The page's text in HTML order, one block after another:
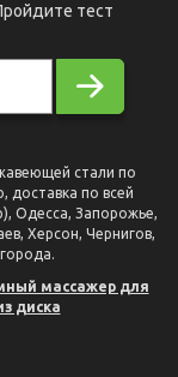
тест
стали по
доставка по всей
Одесса, Запорожье,
Херсон, Чернигов,
массажер для
диска